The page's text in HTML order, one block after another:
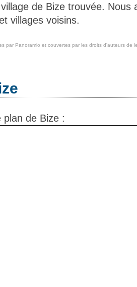
de Bize trouvée. Nous
villages voisins.
par Panoramio et couvertes par les droits d'auteurs de
plan de Bize :